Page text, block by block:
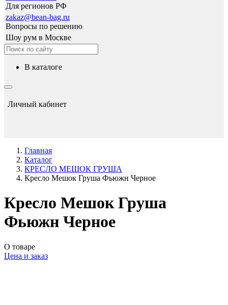
Для регионов РФ
zakaz@bean-bag.ru
Вопросы по решению
Шоу рум в Москве
в каталоге
Личный кабинет
Главная
Каталог
КРЕСЛО МЕШОК ГРУША
Кресло Мешок Груша Фьюжн Черное
Кресло Мешок Груша
Фьюжн Черное
О товаре
Цена и заказ